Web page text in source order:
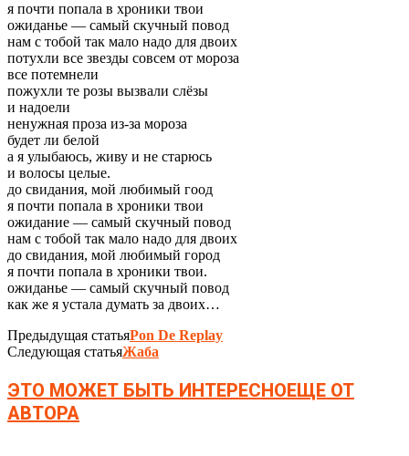
я почти попала в хроники твои
ожиданье — самый скучный повод
нам с тобой так мало надо для двоих
потухли все звезды совсем от мороза
все потемнели
пожухли те розы вызвали слёзы
и надоели
ненужная проза из-за мороза
будет ли белой
а я улыбаюсь, живу и не старюсь
и волосы целые.
до свидания, мой любимый гоод
я почти попала в хроники твои
ожидание — самый скучный повод
нам с тобой так мало надо для двоих
до свидания, мой любимый город
я почти попала в хроники твои.
ожиданье — самый скучный повод
как же я устала думать за двоих…
Предыдущая статьяPon De Replay
Следующая статьяЖаба
ЭТО МОЖЕТ БЫТЬ ИНТЕРЕСНОЕЩЕ ОТ
АВТОРА